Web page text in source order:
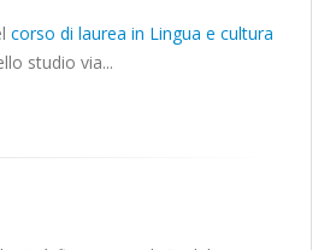
corso di laurea in Lingua e cultura
studio via...